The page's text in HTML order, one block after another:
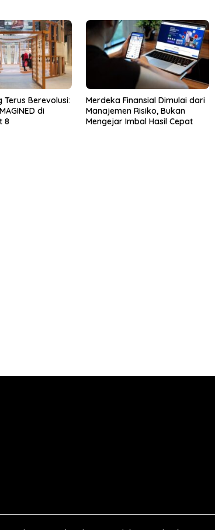
Berevolusi:
di
8
Merdeka Finansial Dimulai dari
Manajemen Risiko, Bukan
Mengejar Imbal Hasil Cepat